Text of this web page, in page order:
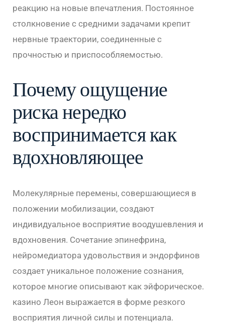
реакцию на новые впечатления. Постоянное
столкновение с средними задачами крепит
нервные траектории, соединенные с
прочностью и приспособляемостью.
Почему ощущение
риска нередко
воспринимается как
вдохновляющее
Молекулярные перемены, совершающиеся в
положении мобилизации, создают
индивидуальное восприятие воодушевления и
вдохновения. Сочетание эпинефрина,
нейромедиатора удовольствия и эндорфинов
создает уникальное положение сознания,
которое многие описывают как эйфорическое.
казино Леон выражается в форме резкого
восприятия личной силы и потенциала.